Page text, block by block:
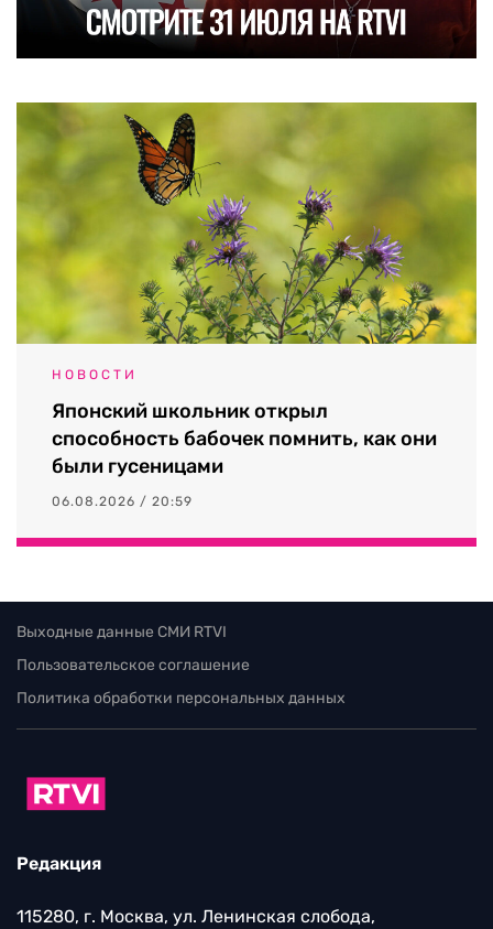
НОВОСТИ
Японский школьник открыл
способность бабочек помнить, как они
были гусеницами
06.08.2026 / 20:59
Выходные данные СМИ RTVI
Пользовательское соглашение
Политика обработки персональных данных
Редакция
115280, г. Москва, ул. Ленинская слобода,